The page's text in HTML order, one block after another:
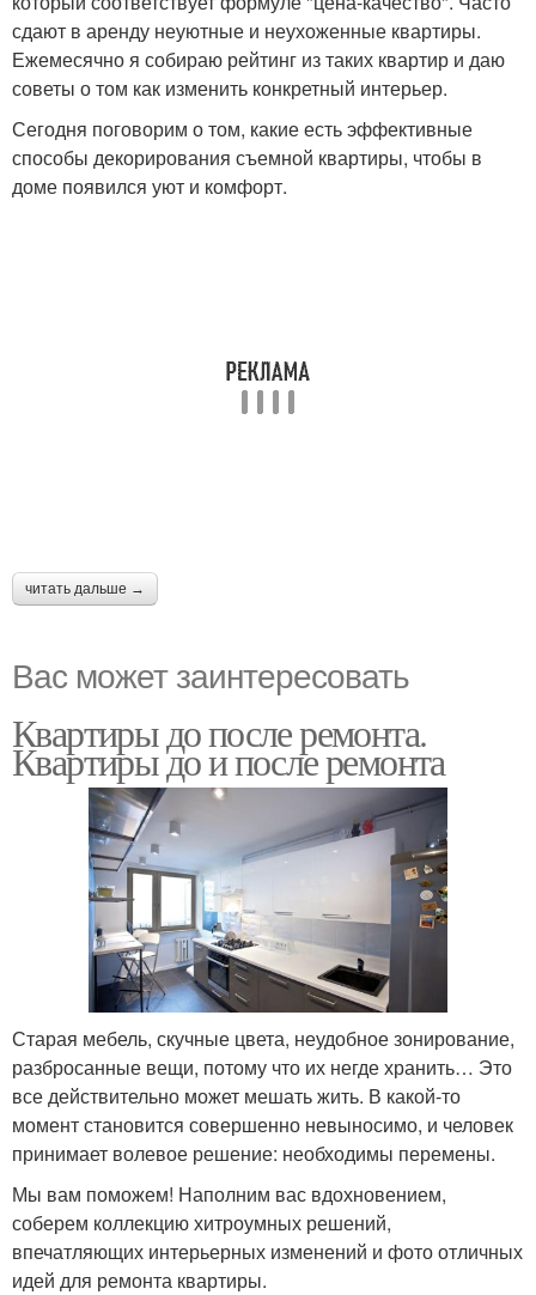
сдают в аренду неуютные и неухоженные квартиры.
Ежемесячно я собираю рейтинг из таких квартир и даю
советы о том как изменить конкретный интерьер.
Сегодня поговорим о том, какие есть эффективные
способы декорирования съемной квартиры, чтобы в
доме появился уют и комфорт.
читать дальше →
Вас может заинтересовать
Квартиры до после ремонта.
Квартиры до и после ремонта
Старая мебель, скучные цвета, неудобное зонирование,
разбросанные вещи, потому что их негде хранить… Это
все действительно может мешать жить. В какой-то
момент становится совершенно невыносимо, и человек
принимает волевое решение: необходимы перемены.
Мы вам поможем! Наполним вас вдохновением,
соберем коллекцию хитроумных решений,
впечатляющих интерьерных изменений и фото отличных
идей для ремонта квартиры.